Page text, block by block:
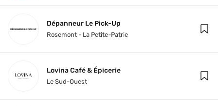
Dépanneur Le Pick-Up
Rosemont - La Petite-Patrie
Lovina Café & Épicerie
Le Sud-Ouest